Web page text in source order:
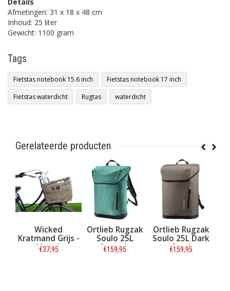
Afmetingen: 31 x 18 x 48 cm
Inhoud: 25 liter
Gewicht: 1100 gram
Tags
Fietstas notebook 15.6 inch
Fietstas notebook 17 inch
Fietstas waterdicht
Rugtas waterdicht
Gerelateerde producten
Wicked
Kratmand Grijs -
Maat L
€37,95
Ortlieb Rugzak
Soulo 25L
Cascade
€159,95
Ortlieb Rugzak
Soulo 25L Dark
Sand
€159,95